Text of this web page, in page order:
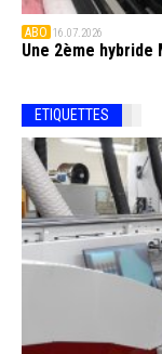
ABO 16.07.2026
Une 2ème hybride
ETIQUETTES